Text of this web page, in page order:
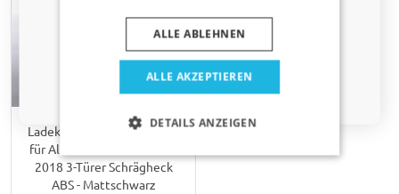
Ladekantenschutz passend
für Alfa Romeo Mito 2008-
2018 3-Türer Schrägheck
ABS - Mattschwarz
ALLE AKZEPTIEREN
ALLE ABLEHNEN
DETAILS ANZEIGEN
Haustier